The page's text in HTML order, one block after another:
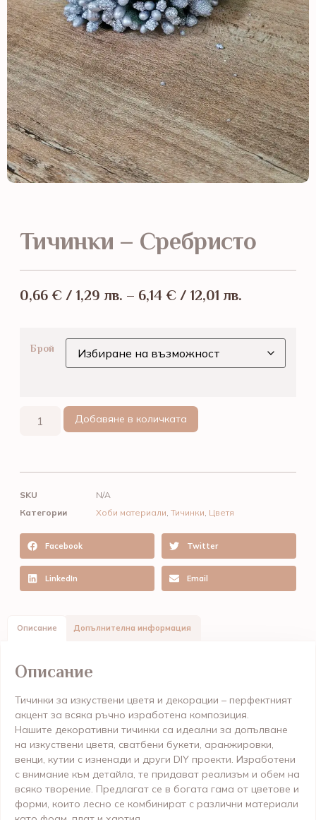
Тичинки – Сребристо
0,66 € / 1,29 лв. – 6,14 € / 12,01 лв.
Брой
Добавяне в количката
SKU
N/A
Категории
Хоби материали, Тичинки, Цветя
Facebook Twitter
LinkedIn Email
Описание Допълнителна информация
Описание
Тичинки за изкуствени цветя и декорации – перфектният
акцент за всяка ръчно изработена композиция.
Нашите декоративни тичинки са идеални за допълване
на изкуствени цветя, сватбени букети, аранжировки,
венци, кутии с изненади и други DIY проекти. Изработени
с внимание към детайла, те придават реализъм и обем на
всяко творение. Предлагат се в богата гама от цветове и
форми, които лесно се комбинират с различни материали